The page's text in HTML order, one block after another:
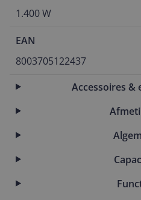
1.400 W
EAN
8003705122437
Accessoires &